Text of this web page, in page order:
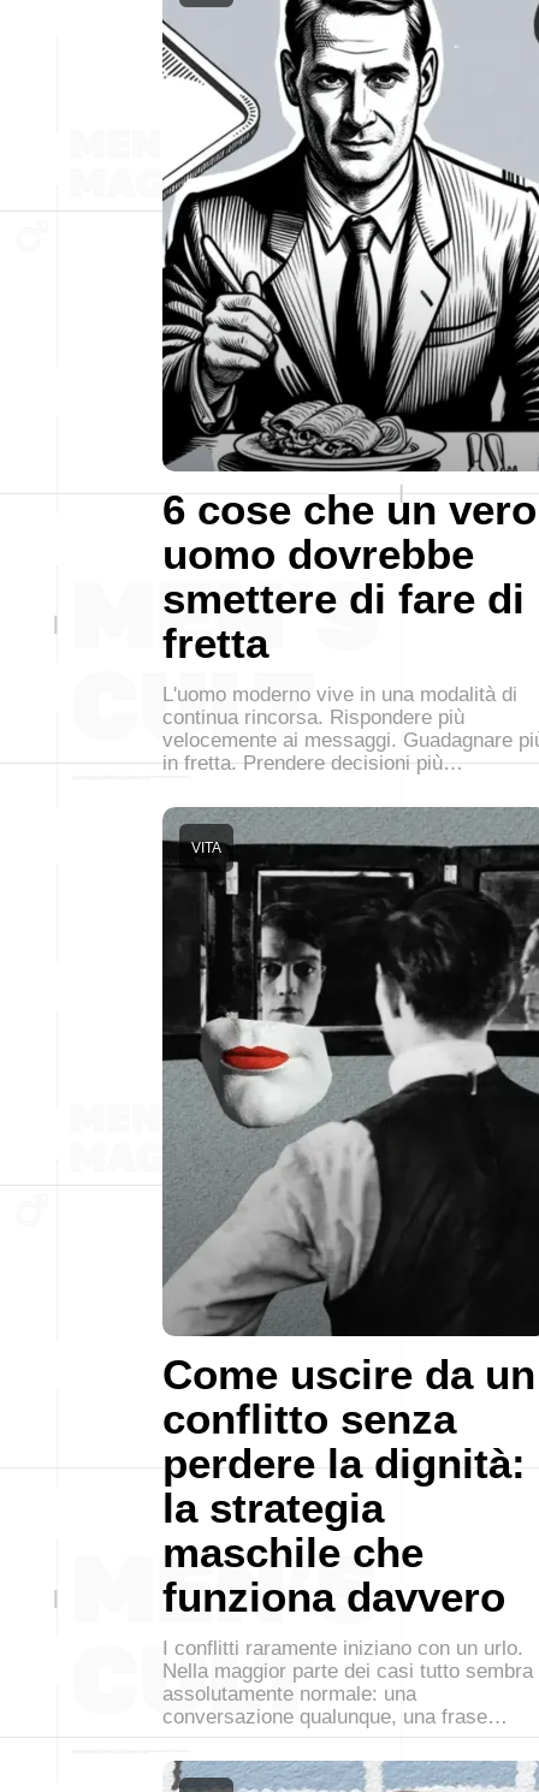
6 cose che un vero
uomo dovrebbe
smettere di fare di
fretta
L'uomo moderno vive in una modalità di
continua rincorsa. Rispondere più
velocemente ai messaggi. Guadagnare
in fretta. Prendere decisioni più…
Come uscire da un
conflitto senza
perdere la dignità:
la strategia
maschile che
funziona davvero
VITA
I conflitti raramente iniziano con un urlo.
Nella maggior parte dei casi tutto sembra
assolutamente normale: una
conversazione qualunque, una frase…